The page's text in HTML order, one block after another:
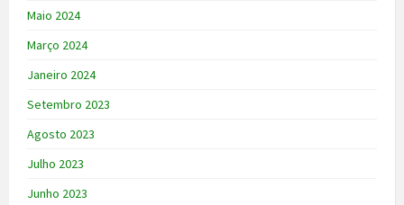
Maio 2024
Março 2024
Janeiro 2024
Setembro 2023
Agosto 2023
Julho 2023
Junho 2023